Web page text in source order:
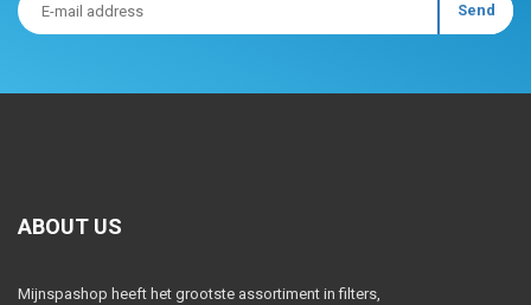
ABOUT US
Mijnspashop heeft het grootste assortiment in filters,